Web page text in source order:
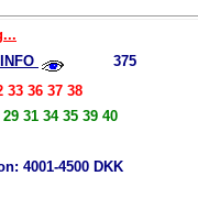
375
33 36 37 38
31 34 35 39 40
4001-4500 DKK